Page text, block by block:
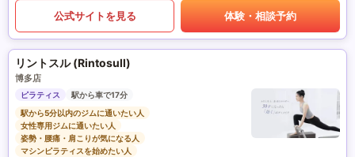
公式サイトを見る 体験・相談予約
リントスル (Rintosull)
博多店
ピラティス
駅から車で17分
駅から5分以内のジムに通いたい人
女性専用ジムに通いたい人
姿勢・腰痛・肩こりが気になる人
マシンピラティスを始めたい人